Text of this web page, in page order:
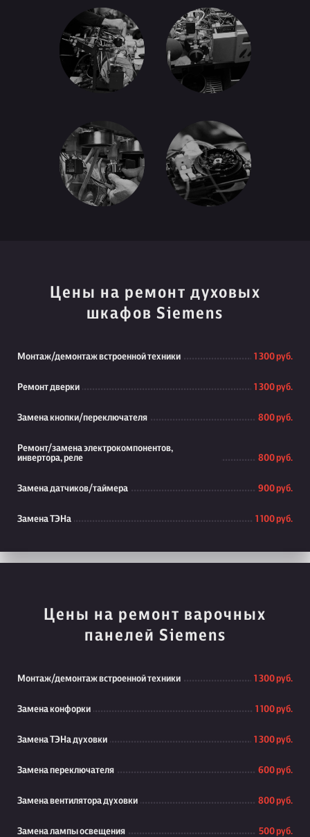
Цены на ремонт духовых
шкафов Siemens
Монтаж/демонтаж встроенной техники 1 300 руб.
Ремонт дверки 1 300 руб.
Замена кнопки/переключателя 800 руб.
Ремонт/замена электрокомпонентов,
инвертора, реле
800 руб.
Замена датчиков/таймера 900 руб.
Замена ТЭНа 1 100 руб.
Цены на ремонт варочных
панелей Siemens
Монтаж/демонтаж встроенной техники 1 300 руб.
Замена конфорки 1 100 руб.
Замена ТЭНа духовки 1 300 руб.
Замена переключателя 600 руб.
Замена вентилятора духовки 800 руб.
Замена лампы освещения 500 руб.